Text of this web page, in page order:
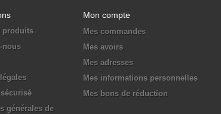
produits
nous
générales de
Mon compte
Mes commandes
Mes avoirs
Mes adresses
Mes informations personnelles
Mes bons de réduction